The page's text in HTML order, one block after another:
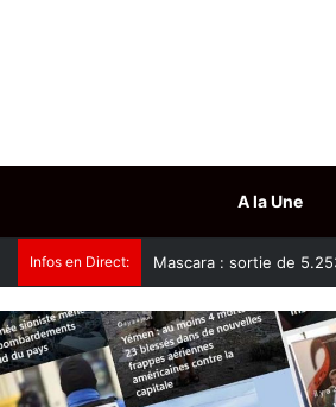
A la Une
Infos en Direct: Mascara : sortie de